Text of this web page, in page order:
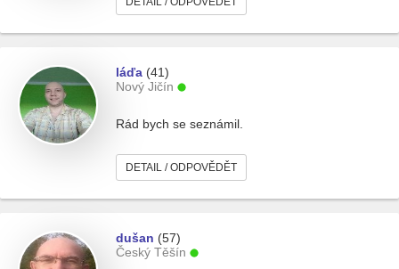
láďa (41)
Nový Jičín
Rád bych se seznámil.
DETAIL / ODPOVĚDĚT
dušan (57)
Český Těšín